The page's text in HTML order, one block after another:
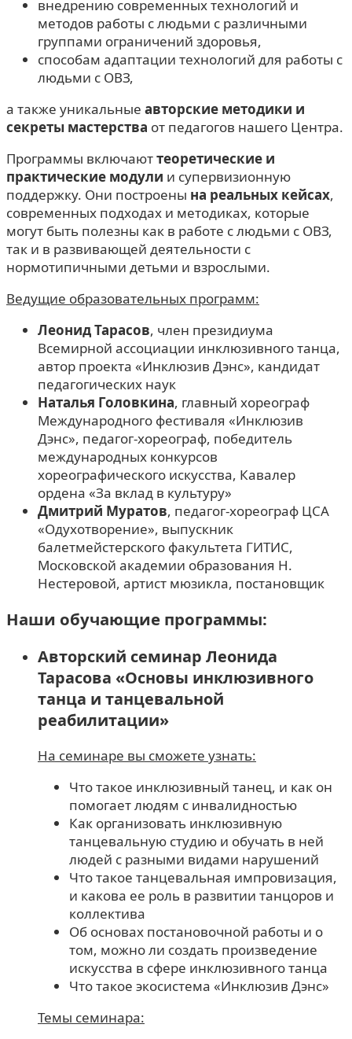
внедрению современных технологий и
методов работы с людьми с различными
группами ограничений здоровья,
способам адаптации технологий для работы с
людьми с ОВЗ,
а также уникальные авторские методики и
секреты мастерства от педагогов нашего Центра.
Программы включаюттеоретические и
практические модули и супервизионную
поддержку. Они построены на реальных кейсах,
современных подходах и методиках, которые
могут быть полезны как в работе с людьми с ОВЗ,
так и в развивающей деятельности с
нормотипичными детьми и взрослыми.
Ведущие образовательных программ:
Леонид Тарасов, член президиума
Всемирной ассоциации инклюзивного танца,
автор проекта «Инклюзив Дэнс», кандидат
педагогических наук
Наталья Головкина, главный хореограф
Международного фестиваля «Инклюзив
Дэнс», педагог-хореограф, победитель
международных конкурсов
хореографического искусства, Кавалер
ордена «За вклад в культуру»
Дмитрий Муратов, педагог-хореограф ЦСА
«Одухотворение», выпускник
балетмейстерского факультета ГИТИС,
Московской академии образования Н.
Нестеровой, артист мюзикла, постановщик
Наши обучающие программы:
Авторский семинар Леонида
Тарасова «Основы инклюзивного
танца и танцевальной
реабилитации»
На семинаре вы сможете узнать:
Что такое инклюзивный танец, и как он
помогает людям с инвалидностью
Как организовать инклюзивную
танцевальную студию и обучать в ней
людей с разными видами нарушений
Что такое танцевальная импровизация,
и какова ее роль в развитии танцоров и
коллектива
Об основах постановочной работы и о
том, можно ли создать произведение
искусства в сфере инклюзивного танца
Что такое экосистема «Инклюзив Дэнс»
Темы семинара: